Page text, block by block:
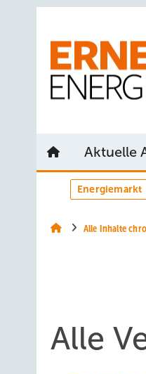
Aktuelle
Energiemarkt
Alle Inhalte
Alle